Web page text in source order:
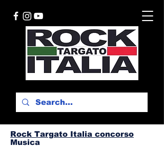
Rock Targato Italia concorso
Musica